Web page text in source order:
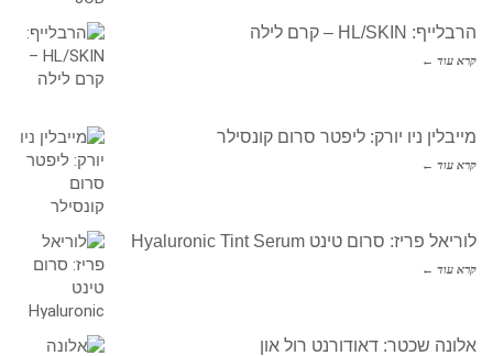
הרבלייף: HL/SKIN – קרם לילה
קרא עוד ←
מייבלין ניו יורק: ליפטר סרום קונסילר
קרא עוד ←
לוריאל פריז: סרום טינט Hyaluronic Tint Serum
קרא עוד ←
אלונה שכטר: דאודורנט רול און